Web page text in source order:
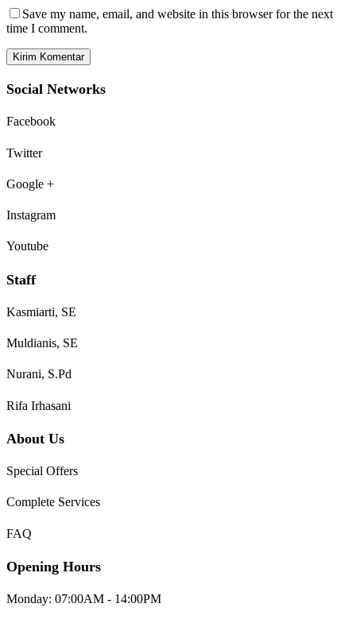
Save my name, email, and website in this browser for the next
time I comment.
Social Networks
Facebook
Twitter
Google +
Instagram
Youtube
Staff
Kasmiarti, SE
Muldianis, SE
Nurani, S.Pd
Rifa Irhasani
About Us
Special Offers
Complete Services
FAQ
Opening Hours
Monday: 07:00AM - 14:00PM